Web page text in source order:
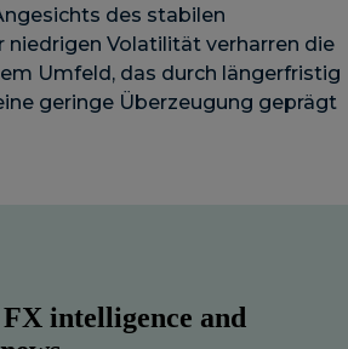
des stabilen
niedrigen Volatilität verharren die
Umfeld, das durch längerfristig
geringe Überzeugung geprägt